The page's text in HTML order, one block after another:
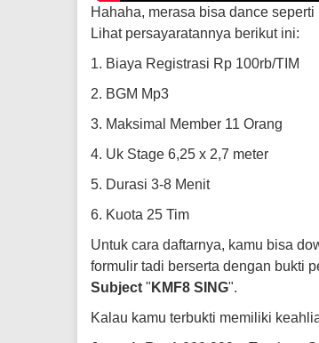
Hahaha, merasa bisa dance
Lihat persayaratannya berikut ini:
1. Biaya Registrasi Rp 100rb/TIM
2. BGM Mp3
3. Maksimal Member 11 Orang
4. Uk Stage 6,25 x 2,7 meter
5. Durasi 3-8 Menit
6. Kuota 25 Tim
Untuk cara daftarnya, kamu bisa
formulir tadi berserta dengan bukti
Subject " KMF8 SING".
Kalau kamu terbukti memiliki